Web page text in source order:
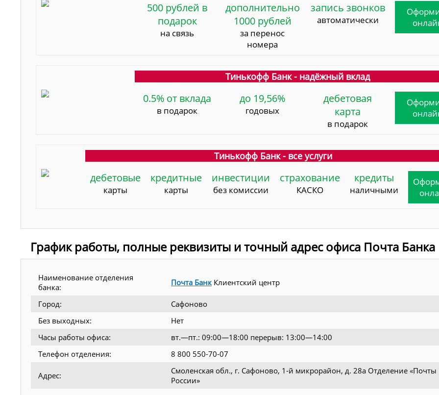
500 рублей в
подарок
на связь
дополнительно
1000 рублей
за перенос
номера
запись звонков
автоматически
Тинькофф Банк - надёжный вклад
0.5% от вклада
в подарок
до 19,56%
годовых
дебетовая
карта
в подарок
Тинькофф Банк - все услуги
дебетовые
карты
кредитные
карты
инвестиции
без комиссии
страхование
КАСКО
кредиты
наличными
График работы, полные реквизиты и точный адрес офиса Почта Банка
Наименование отделения
банка:
Почта Банк Клиентский центр
Город:
Сафоново
Без выходных:
Нет
Часы работы офиса:
вт.—пт.: 09:00—18:00 перерыв: 13:00—14:00
Телефон отделения:
8 800 550-70-07
Адрес:
Смоленская обл., г. Сафоново, 1-й микрорайон, д. 28а Отделение «Почты
России»